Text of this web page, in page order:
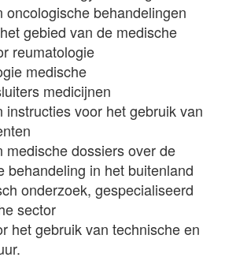
oncologische behandelingen
gebied van de medische
reumatologie
medische
medicijnen
instructies voor het gebruik van
medische dossiers over de
behandeling in het buitenland
onderzoek, gespecialiseerd
sector
het gebruik van technische en